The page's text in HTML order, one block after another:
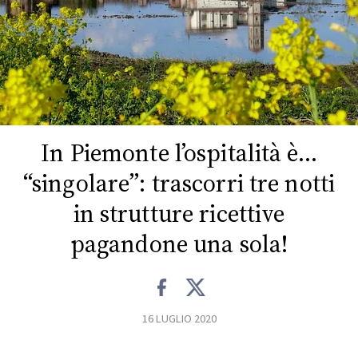
FOTO
CONCORSI
EVENTI
VIDEO
In Piemonte l’ospitalità è…
“singolare”: trascorri tre notti
in strutture ricettive
pagandone una sola!
16 LUGLIO 2020